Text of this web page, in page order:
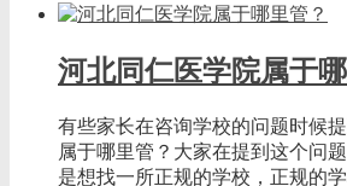
河北同仁医学院属于
有些家长在咨询学校的问题时候
属于哪里管？大家在提到这个问
是想找一所正规的学校，正规的